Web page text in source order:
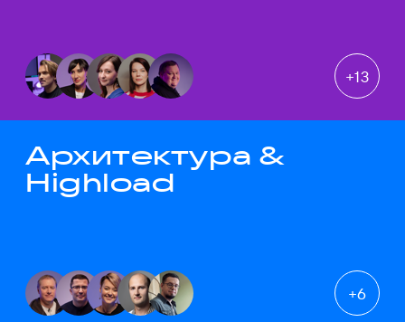
+13
Архитектура &
Highload
+6